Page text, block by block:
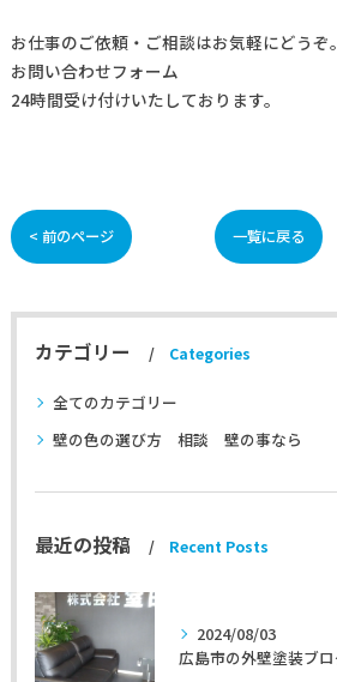
お仕事のご依頼・ご相談はお気軽にどうぞ。
お問い合わせフォーム
24時間受け付けいたしております。
< 前のページ 一覧に戻る
カテゴリー Categories
全てのカテゴリー
壁の色の選び方 相談 壁の事なら
最近の投稿 Recent Posts
2024/08/03